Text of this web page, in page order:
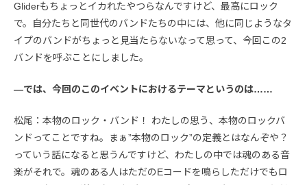
Gliderもちょっとイカれたやつらなんですけど、最高にロック
で。自分たちと同世代のバンドたちの中には、他に同じようなタ
イプのバンドがちょっと見当たらないなって思って、今回この2
バンドを呼ぶことにしました。
—では、今回のこのイベントにおけるテーマというのは……
松尾：本物のロック・バンド！ わたしの思う、本物のロックバ
ンドってことですね。まぁ”本物のロック”の定義とはなんぞや？
っていう話になると思うんですけど、わたしの中では魂のある音
楽がそれで。魂のある人はただのEコードを鳴らしただけでもロ